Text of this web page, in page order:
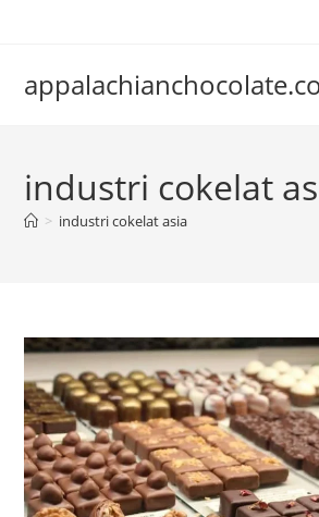
industri cokelat
> industri cokelat asia